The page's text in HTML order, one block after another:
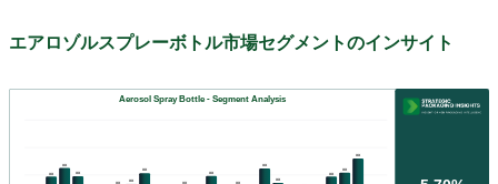
エアロゾルスプレーボトル市場セグメントのインサイト